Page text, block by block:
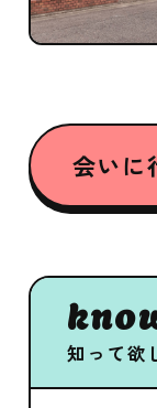
会いに
知って欲